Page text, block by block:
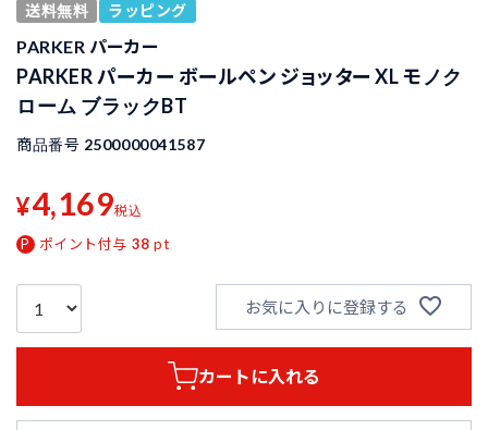
送料無料 ラッピング
PARKER パーカー
PARKER パーカー ボールペン ジョッター XL モノク
ローム ブラックBT
商品番号 2500000041587
¥4,169税込
ポイント付与 38 pt
お気に入りに登録する
カートに入れる